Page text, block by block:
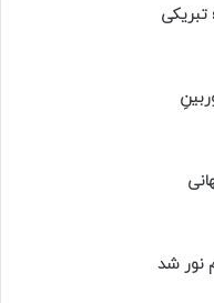
تبریکی
نور شد